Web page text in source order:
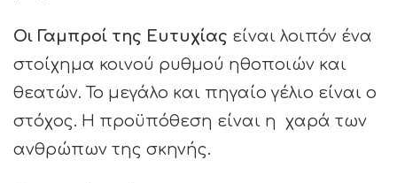
Οι Γαμπροί της Ευτυχίας είναι λοιπόν ένα
στοίχημα κοινού ρυθμού ηθοποιών και
θεατών. Το μεγάλο και πηγαίο γέλιο είναι ο
στόχος. Η προϋπόθεση είναι η χαρά των
ανθρώπων της σκηνής.